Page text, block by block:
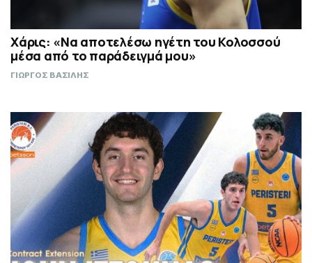
Χάρις: «Να αποτελέσω ηγέτη του Κολοσσού
μέσα από το παράδειγμά μου»
ΓΙΩΡΓΟΣ ΒΑΣΙΛΗΣ